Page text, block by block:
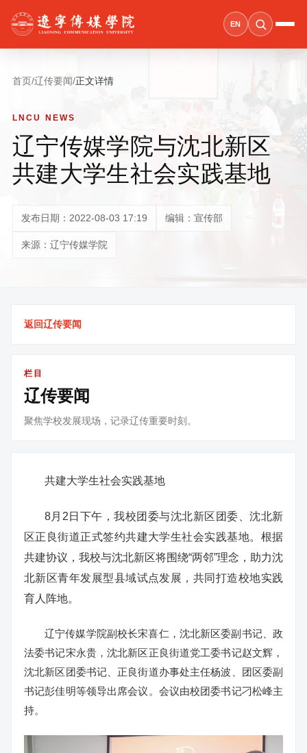
EN
首页/辽传要闻/正文详情
LNCU NEWS
辽宁传媒学院与沈北新区
共建大学生社会实践基地
发布日期：2022-08-03 17:19 编辑：宣传部
来源：辽宁传媒学院
返回辽传要闻
栏目
辽传要闻
聚焦学校发展现场，记录辽传重要时刻。
共建大学生社会实践基地
8月2日下午，我校团委与沈北新区团委、沈北新
区正良街道正式签约共建大学生社会实践基地。根据
共建协议，我校与沈北新区将围绕“两邻”理念，助力沈
北新区青年发展型县域试点发展，共同打造校地实践
育人阵地。
辽宁传媒学院副校长宋喜仁，沈北新区委副书记、政
法委书记宋永贵，沈北新区正良街道党工委书记赵文辉，
沈北新区团委书记、正良街道办事处主任杨波、团区委副
书记彭佳明等领导出席会议。会议由校团委书记刁松峰主
持。